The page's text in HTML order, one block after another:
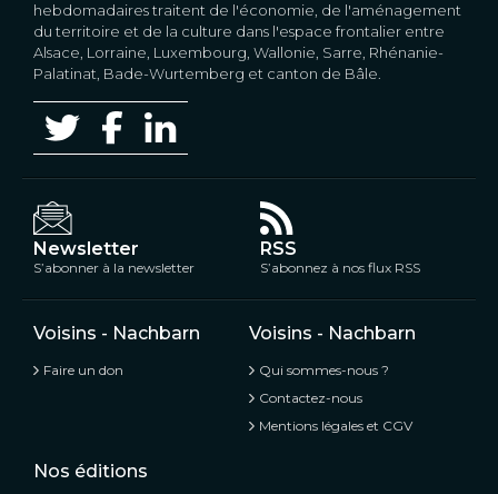
hebdomadaires traitent de l'économie, de l'aménagement
du territoire et de la culture dans l'espace frontalier entre
Alsace, Lorraine, Luxembourg, Wallonie, Sarre, Rhénanie-
Palatinat, Bade-Wurtemberg et canton de Bâle.
Newsletter
S’abonner à la newsletter
RSS
S’abonnez à nos flux RSS
Voisins - Nachbarn
Faire un don
Voisins - Nachbarn
Qui sommes-nous ?
Contactez-nous
Mentions légales et CGV
Nos éditions